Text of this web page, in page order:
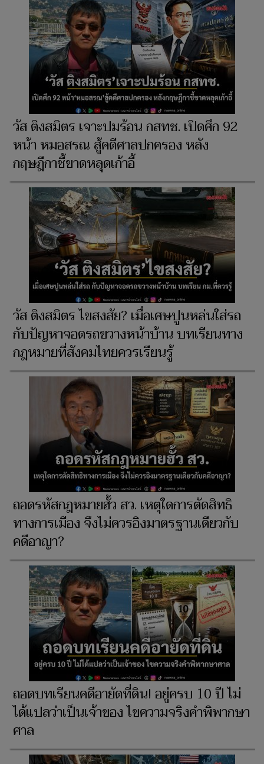
วัส ติงสมิตร เจาะปมร้อน กสทช. เปิดศึก 92
หน้า หมอสรณ สู้คดีศาลปกครอง หลัง
กฤษฎีกาชี้ขาดหลุดเก้าอี้
วัส ติงสมิตร ไขสงสัย? เมื่อเศษปูนหล่นใส่รถ
กับปัญหาจอดรถขวางหน้าบ้าน บทเรียนทาง
กฎหมายที่สังคมไทยควรเรียนรู้
ถอดรหัสกฎหมายฮั้ว สว. เหตุใดการตัดสิทธิ
ทางการเมือง จึงไม่ควรอิงมาตรฐานเดียวกับ
คดีอาญา?
ถอดบทเรียนคดีอายัดที่ดิน! อยู่ครบ 10 ปี ไม่
ได้แปลว่าเป็นเจ้าของ ไขความจริงคำพิพากษา
ศาล